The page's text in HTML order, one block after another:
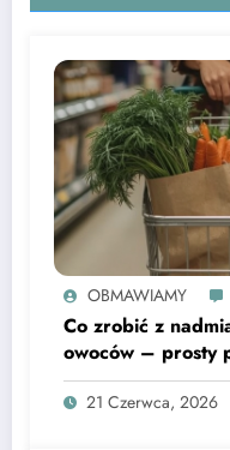
OBMAWIAMY
Co zrobić z
owoców – prosty
domowych
21 Czerwca, 2026